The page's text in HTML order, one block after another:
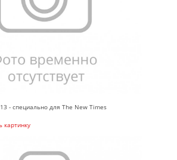
- специально для The New Times
картинку